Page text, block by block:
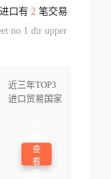
口有 2笔交易
no 1 dir upper
近三年TOP3
进口贸易国家
查
看